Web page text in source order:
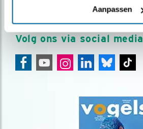
Aanpassen
AANMELDEN VOGELNIEUWS
Volg ons via social media